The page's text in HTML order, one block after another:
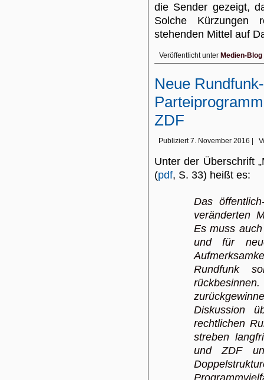
die Sender gezeigt,
Solche Kürzungen
stehenden Mittel auf
Veröffentlicht unter Medien-Blog
Neue
ZDF
Publiziert 7. November 2016
Unter der Überschrift
(pdf, S. 33) heißt es:
Das
veränderten
Es muss
und für
Rundfunk
Diskussion
rechtlichen
streben
und ZDF